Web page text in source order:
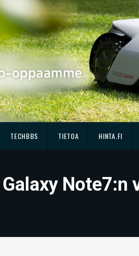
TECHBBS TIETOA HINTA.FI
Note7:n